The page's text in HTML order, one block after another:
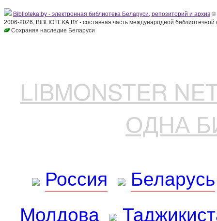
Biblioteka.by - электронная библиотека Беларуси, репозиторий и архив©
2006-2026, BIBLIOTEKA.BY - составная часть международной
Сохраняя наследие Беларуси
LIBMONSTER
ОДНА
Россия
Беларусь
Молдова